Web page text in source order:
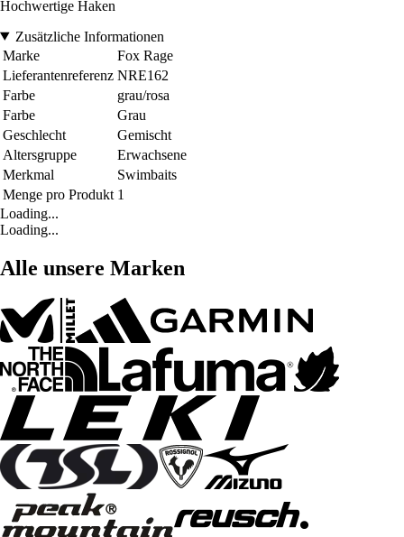
Hochwertige Haken
Zusätzliche Informationen
Marke
Fox Rage
Lieferantenreferenz NRE162
Farbe
grau/rosa
Farbe
Grau
Geschlecht
Gemischt
Altersgruppe
Erwachsene
Merkmal
Swimbaits
Menge pro Produkt 1
Loading...
Loading...
Alle unsere Marken